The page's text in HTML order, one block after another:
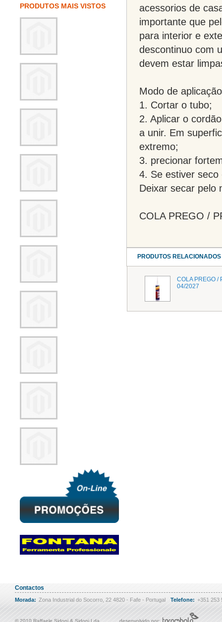
PRODUTOS MAIS VISTOS
acessorios de
importante que
para interior e
descontinuo com
devem estar
Modo de
1. Cortar o tubo;
2. Aplicar o
a unir. Em
extremo;
3. precionar
4. Se estiver
Deixar secar pelo
COLA PREGO /
PRODUTOS RELACIONADOS
COLA PREGO /
04/2027
Contactos
Morada: Zona Industrial do Socorro, 22 4820 - Fafe - Portugal Telefone: +351 253
© 2010 Raffaele Sidoni & Sidoni Lda desenvolvido por: